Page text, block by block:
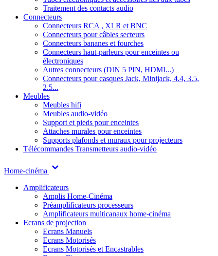
Traitement des contacts audio
Connecteurs
Connecteurs RCA , XLR et BNC
Connecteurs pour câbles secteurs
Connecteurs bananes et fourches
Connecteurs haut-parleurs pour enceintes ou
électroniques
Autres connecteurs (DIN 5 PIN, HDMI...)
Connecteurs pour casques Jack, Minijack, 4.4, 3.5,
2.5...
Meubles
Meubles hifi
Meubles audio-vidéo
Support et pieds pour enceintes
Attaches murales pour enceintes
Supports plafonds et muraux pour projecteurs
Télécommandes Transmetteurs audio-vidéo
Home-cinéma
Amplificateurs
Amplis Home-Cinéma
Préamplificateurs processeurs
Amplificateurs multicanaux home-cinéma
Ecrans de projection
Ecrans Manuels
Ecrans Motorisés
Ecrans Motorisés et Encastrables